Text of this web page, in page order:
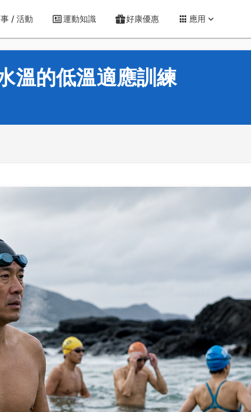
/ 活動 運動知識 好康優惠 應用
溫的低溫適應訓練